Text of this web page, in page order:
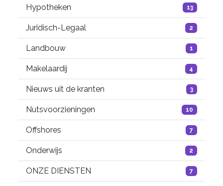
Hypotheken 13
Juridisch-Legaal 2
Landbouw 1
Makelaardij 4
Nieuws uit de kranten 3
Nutsvoorzieningen 10
Offshores 7
Onderwijs 2
ONZE DIENSTEN 7